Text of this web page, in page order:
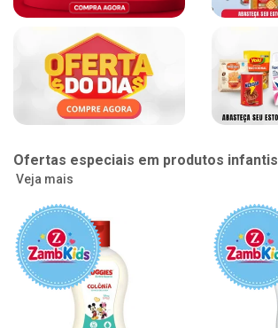
Ofertas especiais em produtos infantis
Veja mais